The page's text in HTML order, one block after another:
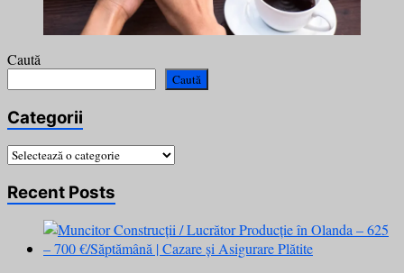
Caută
Caută
Categorii
Categorii
Recent Posts